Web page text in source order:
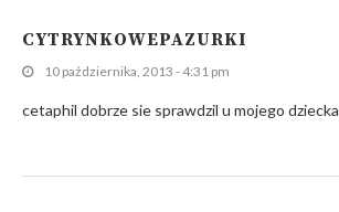
CYTRYNKOWEPAZURKI
10 października, 2013 - 4:31 pm
cetaphil dobrze sie sprawdzil u mojego dziecka